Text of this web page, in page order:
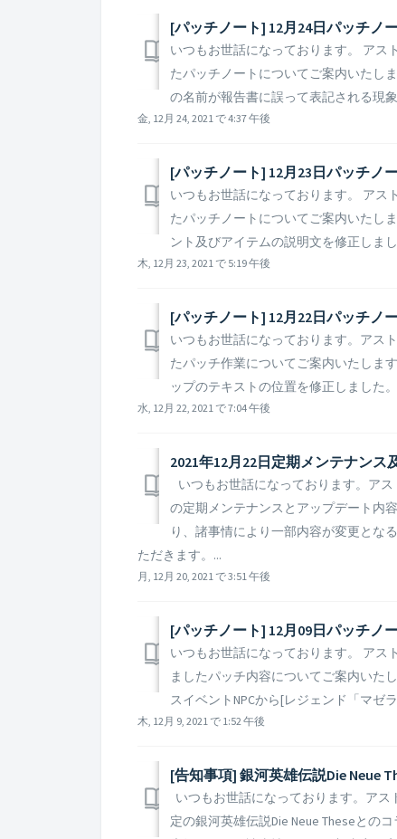
[パッチノート] 12月24日パッチノ
いつもお世話になっております。 アス
たパッチノートについてご案内いたし
の名前が報告書に誤って表記される現
金, 12月 24, 2021 で 4:37 午後
[パッチノート] 12月23日パッチノ
いつもお世話になっております。 アス
たパッチノートについてご案内いたし
ント及びアイテムの説明文を修正しま
木, 12月 23, 2021 で 5:19 午後
[パッチノート] 12月22日パッチノ
いつもお世話になっております。アス
たパッチ作業についてご案内いたしま
ップのテキストの位置を修正しました
水, 12月 22, 2021 で 7:04 午後
2021年12月22日定期メンテナンス
いつもお世話になっております。ア
の定期メンテナンスとアップデート内
り、諸事情により一部内容が変更とな
ただきます。...
月, 12月 20, 2021 で 3:51 午後
[パッチノート] 12月09日パッチノ
いつもお世話になっております。 アス
ましたパッチ内容についてご案内いた
スイベントNPCから[レジェンド「マゼ
木, 12月 9, 2021 で 1:52 午後
[告知事項] 銀河英雄伝説Die Neue
いつもお世話になっております。アス
定の銀河英雄伝説Die Neue Theseとの